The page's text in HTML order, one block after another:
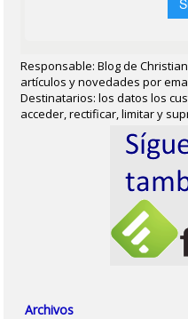
Responsable: Blog de
artículos y novedades por
Destinatarios: los datos los
acceder, rectificar, limitar y
Archivos